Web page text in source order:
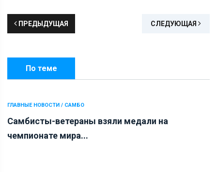
ПРЕДЫДУЩАЯ СЛЕДУЮЩАЯ
По теме
ГЛАВНЫЕ НОВОСТИ / САМБО
Самбисты-ветераны взяли медали на
чемпионате мира...